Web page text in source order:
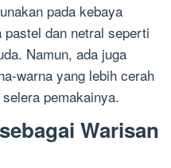
pada kebaya
pastel dan netral seperti
Namun, ada juga
warna yang lebih cerah
pemakainya.
Warisan